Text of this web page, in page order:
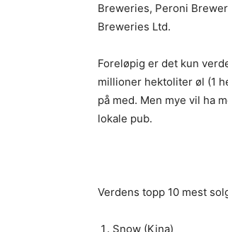
Breweries, Peroni
Breweries Ltd.
Foreløpig er det kun
millioner hektoliter øl (1
på med. Men mye vil ha
lokale pub.
Verdens topp 10 mest
Snow (Kina)